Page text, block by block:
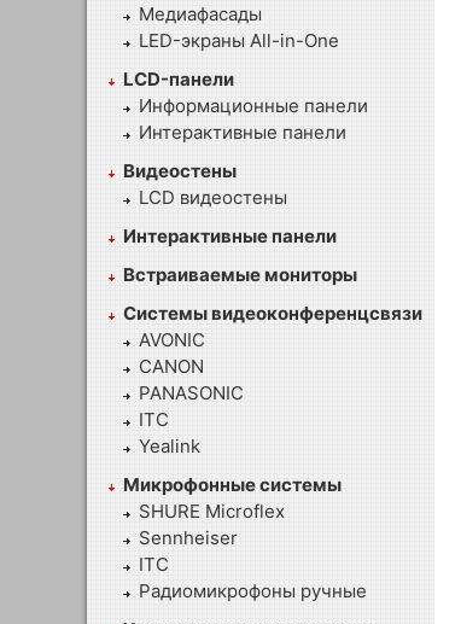
Медиафасады
LED-экраны All-in-One
LCD-панели
Информационные панели
Интерактивные панели
Видеостены
LCD видеостены
Интерактивные панели
Встраиваемые мониторы
Системы видеоконференцсвязи
AVONIC
CANON
PANASONIC
ITC
Yealink
Микрофонные системы
SHURE Microflex
Sennheiser
ITC
Радиомикрофоны ручные